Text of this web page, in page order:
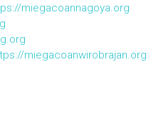
miegacoannagoya.org
miegacoanwirobrajan.org